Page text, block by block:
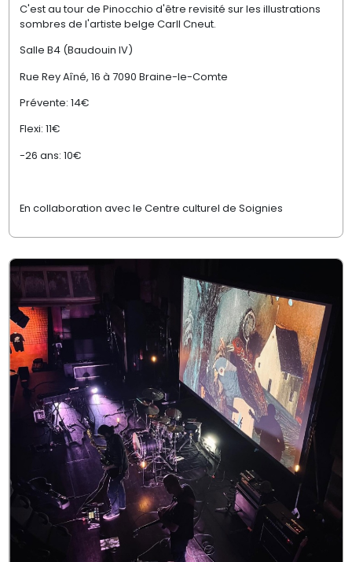
C'est au tour de Pinocchio d'être revisité sur les illustrations
sombres de l'artiste belge Carll Cneut.
Salle B4 (Baudouin IV)
Rue Rey Aîné, 16 à 7090 Braine-le-Comte
Prévente: 14€
Flexi: 11€
-26 ans: 10€
En collaboration avec le Centre culturel de Soignies